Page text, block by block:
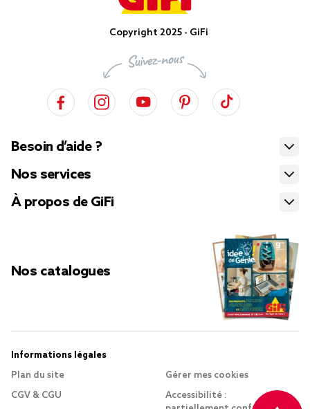
Copyright 2025 - GiFi
Besoin d’aide ?
Nos services
À propos de GiFi
Nos catalogues
Informations légales
Plan du site
CGV & CGU
Gérer mes cookies
Accessibilité :